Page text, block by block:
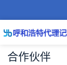
合作伙伴